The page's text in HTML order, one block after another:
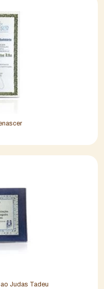
Judas Tadeu